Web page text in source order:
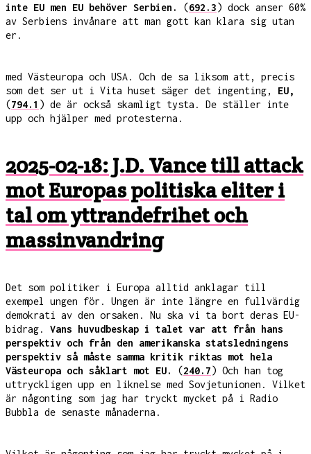
inte EU men EU behöver Serbien.
(692.3) dock anser 60%
av Serbiens invånare att man gott kan klara sig utan
er.
med Västeuropa och USA. Och de sa liksom att, precis
som det ser ut i Vita huset säger det ingenting, EU,
(794.1 ) de är också skamligt tysta. De ställer inte
upp och hjälper med protesterna.
2025-02-18: J.D. Vance till attack
mot Europas politiska eliter i
tal om yttrandefrihet och
massinvandring
Det som politiker i Europa alltid anklagar till
exempel ungen för. Ungen är inte längre en fullvärdig
demokrati av den orsaken. Nu ska vi ta bort deras EU-
bidrag. Vans huvudbeskap i talet var att från hans
perspektiv och från den amerikanska statsledningens
perspektiv så måste samma kritik riktas mot hela
Västeuropa och såklart mot EU.
(240.7) Och han tog
uttryckligen upp en liknelse med Sovjetunionen. Vilket
är någonting som jag har tryckt mycket på i Radio
Bubbla de senaste månaderna.